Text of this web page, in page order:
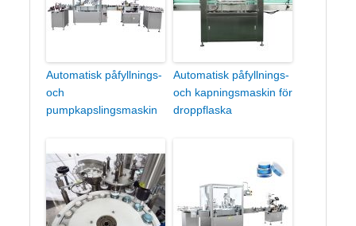
Automatisk påfyllnings-
och
pumpkapslingsmaskin
Automatisk påfyllnings-
och kapningsmaskin för
droppflaska